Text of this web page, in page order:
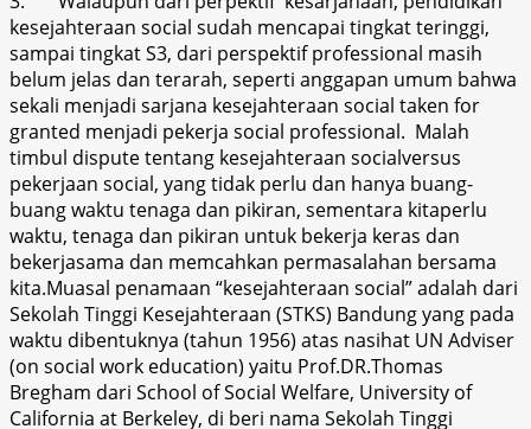
kesejahteraan social sudah mencapai tingkat teringgi,
sampai tingkat S3, dari perspektif professional masih
belum jelas dan terarah, seperti anggapan umum bahwa
sekali menjadi sarjana kesejahteraan social taken for
granted menjadi pekerja social professional. Malah
timbul dispute tentang kesejahteraan socialversus
pekerjaan social, yang tidak perlu dan hanya buang-
buang waktu tenaga dan pikiran, sementara kitaperlu
waktu, tenaga dan pikiran untuk bekerja keras dan
bekerjasama dan memcahkan permasalahan bersama
kita.Muasal penamaan “kesejahteraan social” adalah dari
Sekolah Tinggi Kesejahteraan (STKS) Bandung yang pada
waktu dibentuknya (tahun 1956) atas nasihat UN Adviser
(on social work education) yaitu Prof.DR.Thomas
Bregham dari School of Social Welfare, University of
California at Berkeley, di beri nama Sekolah Tinggi